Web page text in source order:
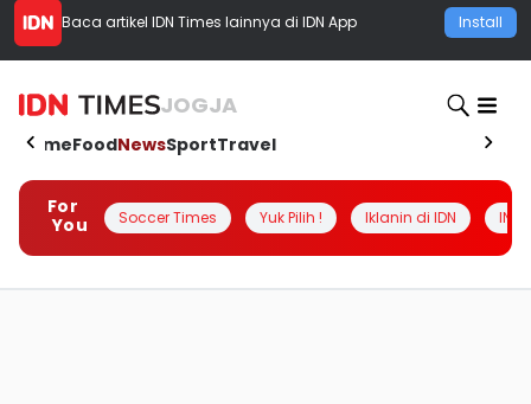
Baca artikel IDN Times lainnya di IDN App Install
JOGJA
HomeFoodNewsSportTravel
For
You
Soccer Times Yuk Pilih ! Iklanin di IDN